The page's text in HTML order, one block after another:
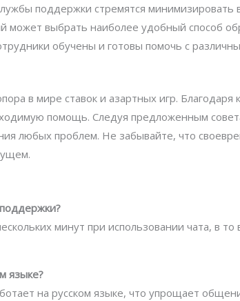
поддержки стремятся минимизировать
может выбрать наиболее удобный способ
обучены и готовы помочь с
в мире ставок и азартных игр. Благодаря
помощь. Следуя предложенным
любых проблем. Не забывайте, что
минут при использовании чата, в
языке?
на русском языке, что упрощает